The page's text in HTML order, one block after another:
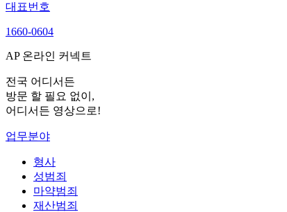
대표번호
1660-0604
AP 온라인 커넥트
전국 어디서든
방문 할 필요 없이,
어디서든 영상으로!
업무분야
형사
성범죄
마약범죄
재산범죄